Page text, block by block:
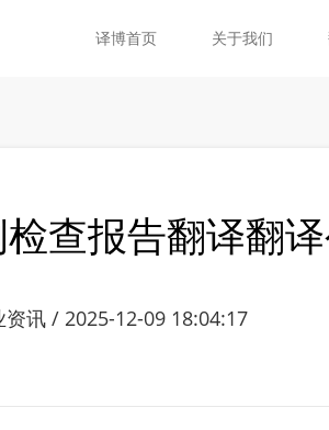
译博首页 关于我们
查报告翻译翻
资讯 / 2025-12-09 18:04:17